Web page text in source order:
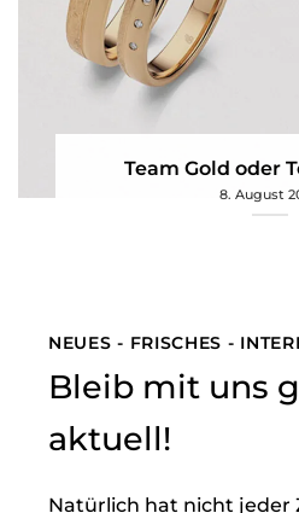
Team Gold oder
8. August
NEUES - FRISCHES -
Bleib mit uns
aktuell!
Natürlich hat nicht jeder